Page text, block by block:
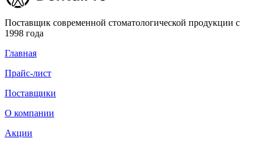
Поставщик современной стоматологической продукции с
1998 года
Главная
Прайс-лист
Поставщики
О компании
Акции